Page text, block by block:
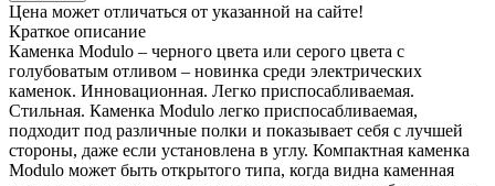
Цена может отличаться от указанной на сайте!
Краткое описание
Каменка Modulo – черного цвета или серого цвета с
голубоватым отливом – новинка среди электрических
каменок. Инновационная. Легко приспосабливаемая.
Стильная. Каменка Modulo легко приспосабливаемая,
подходит под различные полки и показывает себя с лучшей
стороны, даже если установлена в углу. Компактная каменка
Modulo может быть открытого типа, когда видна каменная